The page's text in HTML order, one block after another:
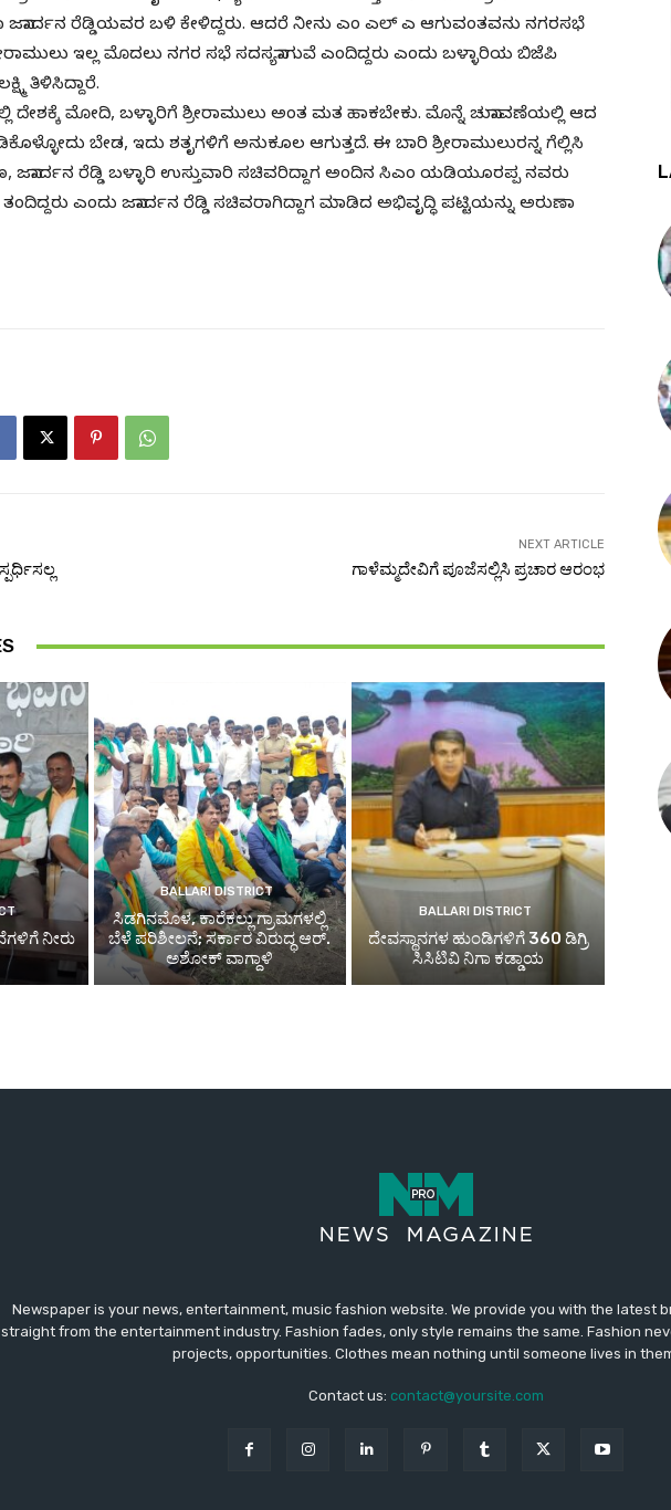
Newspaper is your news, entertainment, music fashion website. We provide you with the latest
straight from the entertainment industry. Fashion fades, only style remains the same. Fashion
projects, opportunities. Clothes mean nothing until someone lives in
Contact us: contact@yoursite.com